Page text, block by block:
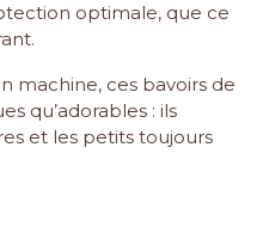
optimale, que ce
machine, ces bavoirs de
qu’adorables : ils
et les petits toujours